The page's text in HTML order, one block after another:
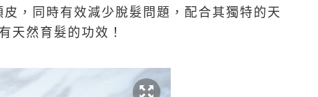
，同時有效減少脫髮問題，配合其獨特的天
天然育髮的功效！